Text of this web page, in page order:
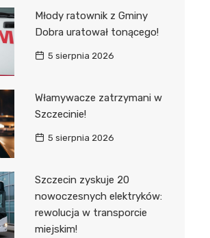
Młody ratownik z Gminy
Dobra uratował tonącego!
5 sierpnia 2026
Włamywacze zatrzymani w
Szczecinie!
5 sierpnia 2026
Szczecin zyskuje 20
nowoczesnych elektryków:
rewolucja w transporcie
miejskim!